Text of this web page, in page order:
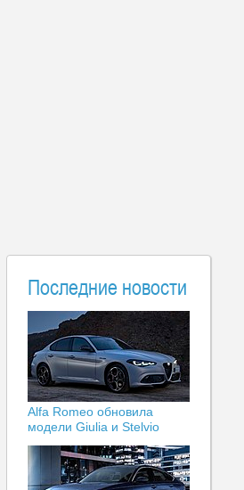
Последние новости
Alfa Romeo обновила
модели Giulia и Stelvio